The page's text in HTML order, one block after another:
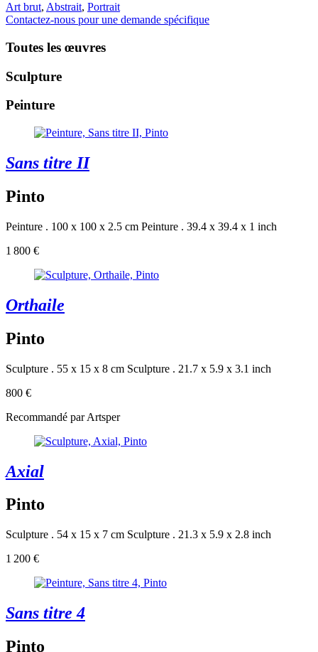
Art brut, Abstrait, Portrait
Contactez-nous pour une demande spécifique
Toutes les œuvres
Sculpture
Peinture
Sans titre II
Pinto
Peinture . 100 x 100 x 2.5 cm Peinture . 39.4 x 39.4 x 1 inch
1 800 €
Orthaile
Pinto
Sculpture . 55 x 15 x 8 cm Sculpture . 21.7 x 5.9 x 3.1 inch
800 €
Recommandé par Artsper
Axial
Pinto
Sculpture . 54 x 15 x 7 cm Sculpture . 21.3 x 5.9 x 2.8 inch
1 200 €
Sans titre 4
Pinto